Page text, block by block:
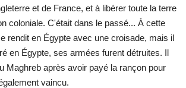
et de France, et à libérer toute la terre
coloniale. C'était dans le passé... À cette
rendit en Égypte avec une croisade, mais il
en Égypte, ses armées furent détruites. Il
Maghreb après avoir payé la rançon pour
vaincu.